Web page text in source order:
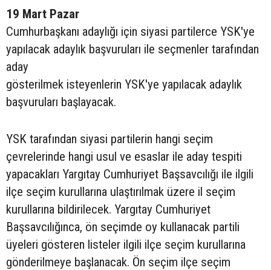
19 Mart Pazar
Cumhurbaşkanı adaylığı için siyasi partilerce YSK'ye
yapılacak adaylık başvuruları ile seçmenler tarafından
aday
gösterilmek isteyenlerin YSK'ye yapılacak adaylık
başvuruları başlayacak.
YSK tarafından siyasi partilerin hangi seçim
çevrelerinde hangi usul ve esaslar ile aday tespiti
yapacakları Yargıtay Cumhuriyet Başsavcılığı ile ilgili
ilçe seçim kurullarına ulaştırılmak üzere il seçim
kurullarına bildirilecek. Yargıtay Cumhuriyet
Başsavcılığınca, ön seçimde oy kullanacak partili
üyeleri gösteren listeler ilgili ilçe seçim kurullarına
gönderilmeye başlanacak. Ön seçim ilçe seçim